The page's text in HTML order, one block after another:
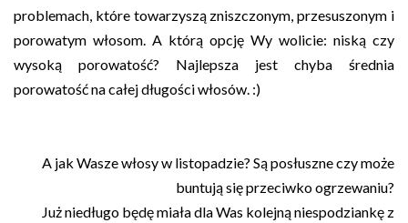
problemach, które towarzyszą zniszczonym, przesuszonym i
porowatym włosom. A którą opcję Wy wolicie: niską czy
wysoką porowatość? Najlepsza jest chyba średnia
porowatość na całej długości włosów. :)
A jak Wasze włosy w listopadzie? Są posłuszne czy może
buntują się przeciwko ogrzewaniu?
Już niedługo będę miała dla Was kolejną niespodziankę z